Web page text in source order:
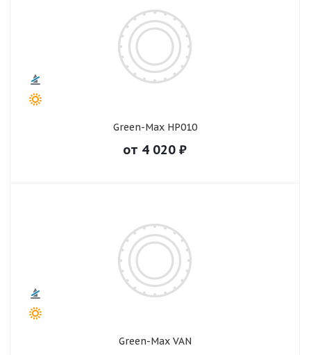
Green-Max HP010
от 4 020 ₽
Green-Max VAN